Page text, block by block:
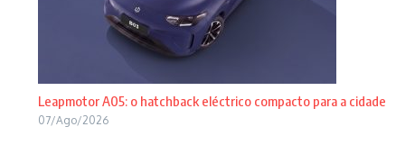
Leapmotor A05: o hatchback eléctrico compacto para a cidade
07/Ago/2026